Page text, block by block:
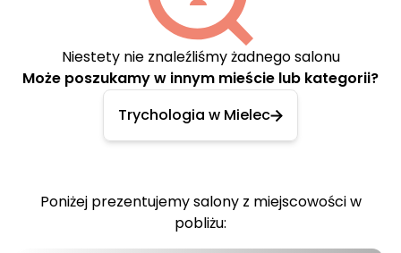
Niestety nie znaleźliśmy żadnego salonu
Może poszukamy w innym mieście lub kategorii?
Trychologia w Mielec
Poniżej prezentujemy salony z miejscowości w
pobliżu: